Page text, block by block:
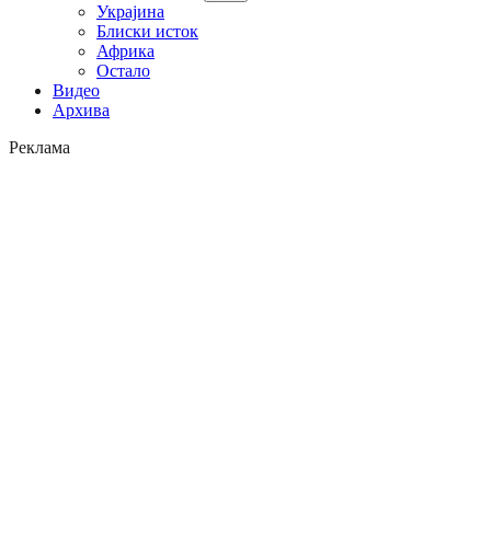
Украјина
Блиски исток
Африка
Остало
Видео
Архива
Реклама